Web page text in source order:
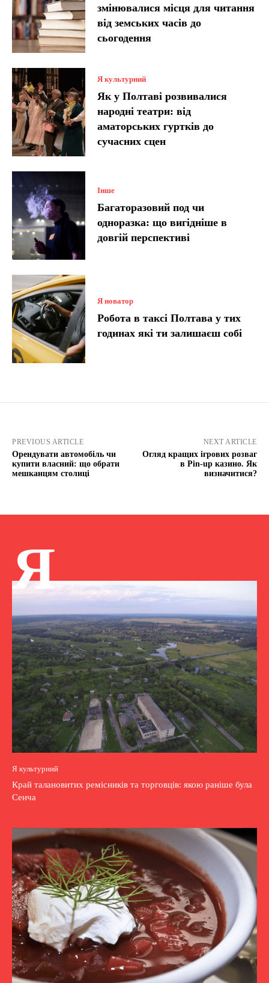
змінювалися місця для читання
від земських часів до
сьогодення
Я культурний
Як у Полтаві розвивалися
народні театри: від
аматорських гуртків до
сучасних сцен
Інше
Багаторазовий под чи
одноразка: що вигідніше в
довгій перспективі
Я новатор
Робота в таксі Полтава у тих
годинах які ти залишаєш собі
PREVIOUS ARTICLE
Орендувати автомобіль чи
купити власний: що обрати
мешканцям столиці
NEXT ARTICLE
Огляд кращих ігрових розваг
в Pin-up казино. Як
визначитися?
Я
Я культурний
Край талановитих ремісників та торговців: якою раніше була
Сенча